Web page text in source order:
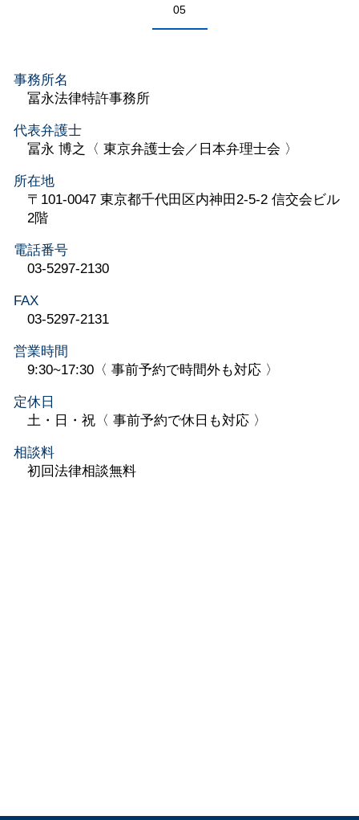
05
事務所名
冨永法律特許事務所
代表弁護士
冨永 博之〈 東京弁護士会／日本弁理士会 〉
所在地
〒101-0047 東京都千代田区内神田2-5-2 信交会ビル
2階
電話番号
03-5297-2130
FAX
03-5297-2131
営業時間
9:30~17:30〈 事前予約で時間外も対応 〉
定休日
土・日・祝〈 事前予約で休日も対応 〉
相談料
初回法律相談無料